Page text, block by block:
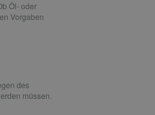
Öl- oder
Vorgaben
des
müssen.